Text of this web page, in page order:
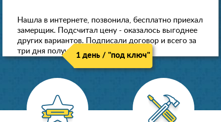
Нашла в интернете, позвонила, бесплатно приехал
замерщик. Подсчитал цену - оказалось выгоднее
других вариантов. Подписали договор и всего за
три дня получили новые потолки!
1 день / "под ключ"